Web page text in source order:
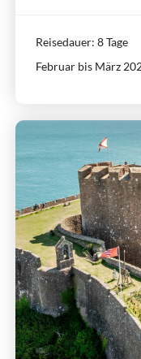
Reisedauer: 8 Tage
Februar bis März